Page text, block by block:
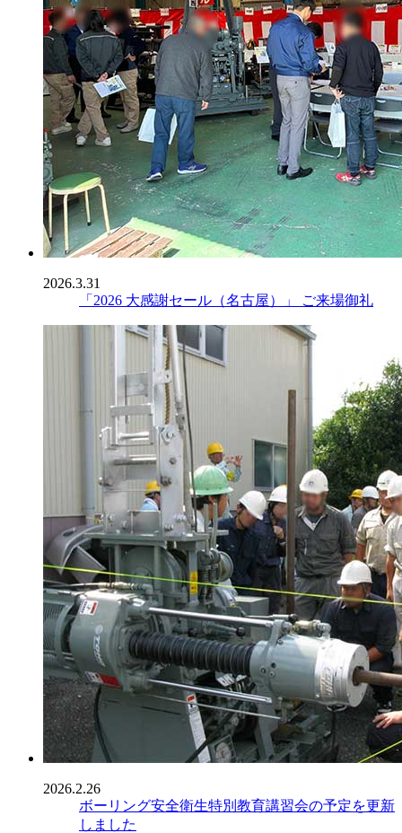
2026.3.31
「2026 大感謝セール（名古屋）」 ご来場御礼
2026.2.26
ボーリング安全衛生特別教育講習会の予定を更新
しました